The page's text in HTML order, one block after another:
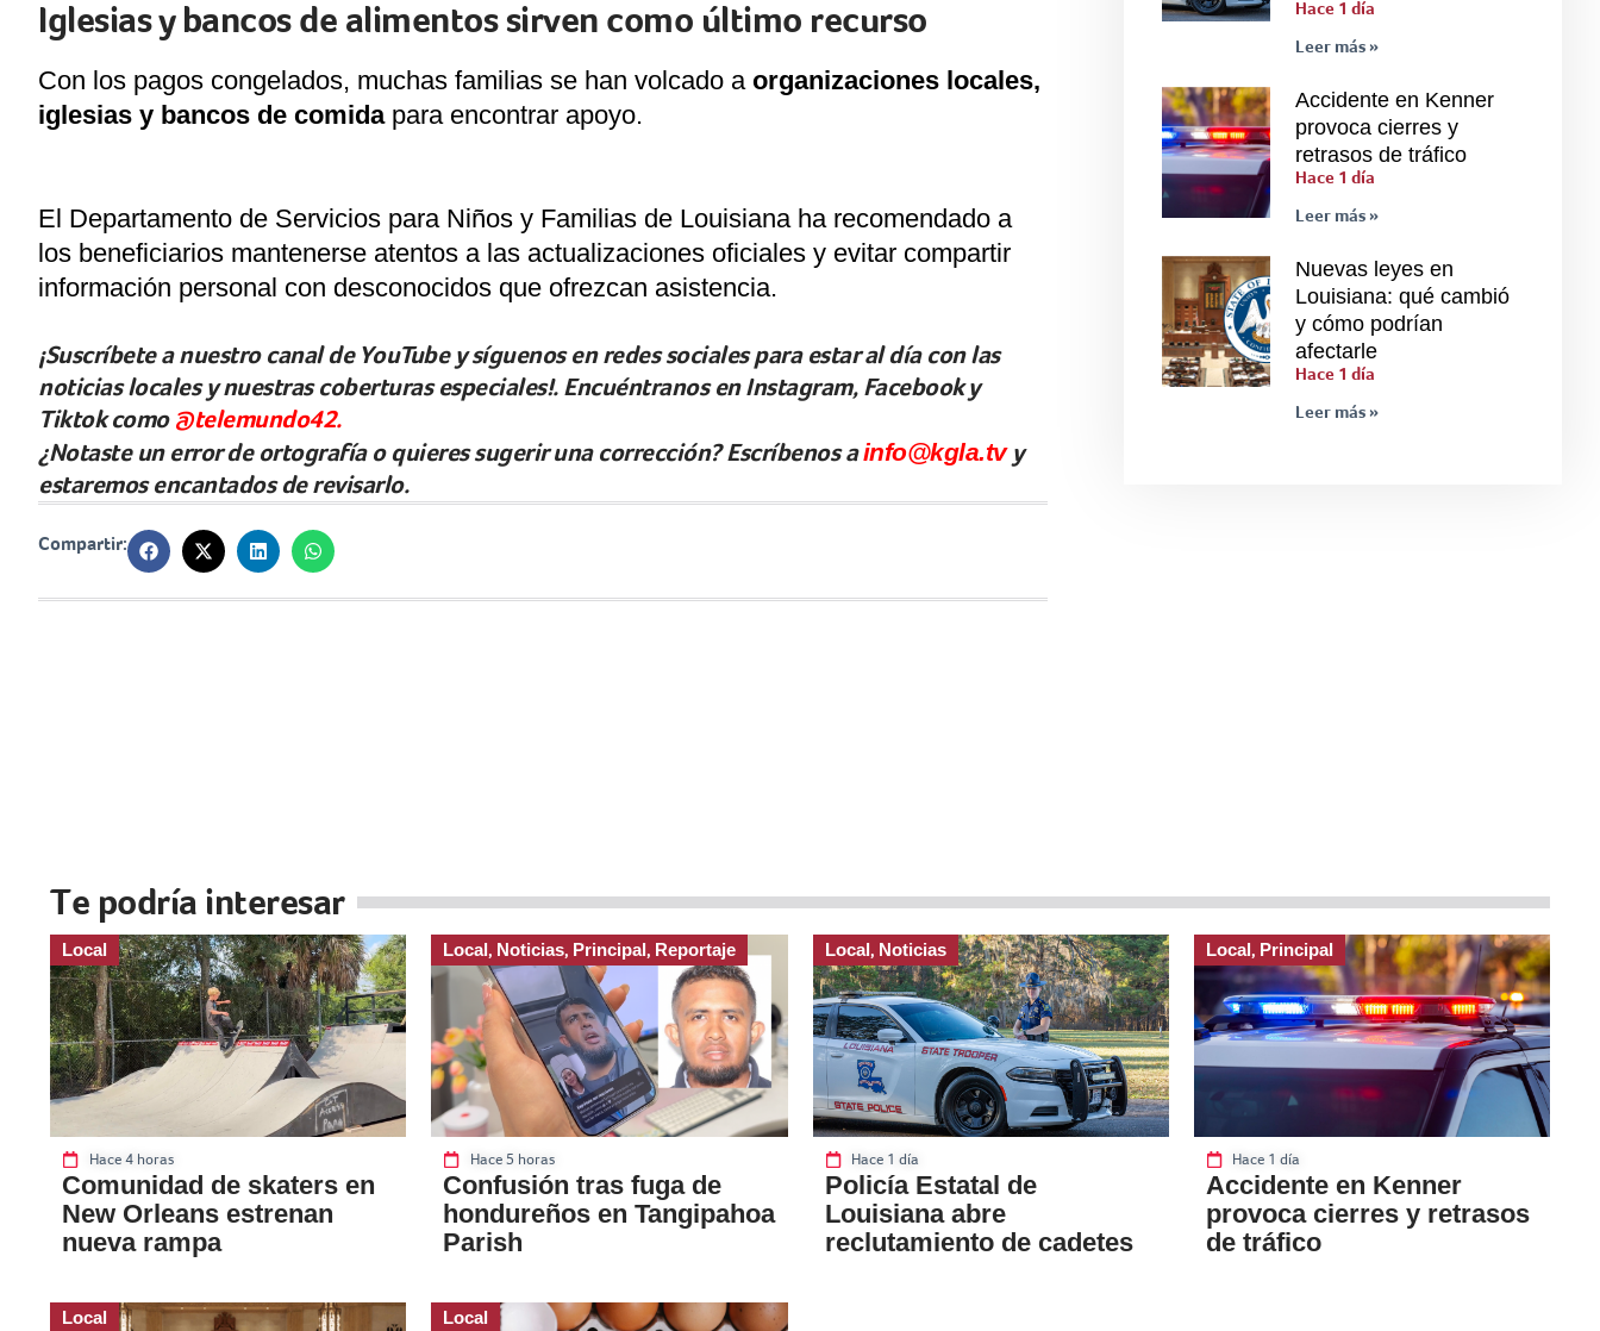
Iglesias y bancos de alimentos sirven como último recurso
Con los pagos congelados, muchas familias se han volcado a organizaciones locales,
iglesias y bancos de comidapara encontrar apoyo.
El Departamento de Servicios para Niños y Familias de Louisiana ha recomendado a
los beneficiarios mantenerse atentos a las actualizaciones oficiales y evitar compartir
información personal con desconocidos que ofrezcan asistencia.
¡Suscríbete a nuestro canal de YouTube y síguenos en redes sociales para estar al día con las
noticias locales y nuestras coberturas especiales!. Encuéntranos en Instagram, Facebook y
Tiktok como @telemundo42.
¿Notaste un error de ortografía o quieres sugerir una corrección? Escríbenos ainfo@kgla.tvy
estaremos encantados de revisarlo.
Compartir:
Hace 1 día
Leer más »
Accidente en Kenner
provoca cierres y
retrasos de tráfico
Hace 1 día
Leer más »
Nuevas leyes en
Louisiana: qué cambió
y cómo podrían
afectarle
Hace 1 día
Leer más »
Te podría interesar
Local
Hace 4 horas
Comunidad de skaters en
New Orleans estrenan
nueva rampa
Local, Noticias, Principal, Reportaje
Hace 5 horas
Confusión tras fuga de
hondureños en Tangipahoa
Parish
Local, Noticias
Hace 1 día
Policía Estatal de
Louisiana abre
reclutamiento de cadetes
Local, Principal
Hace 1 día
Accidente en Kenner
provoca cierres y retrasos
de tráfico
Local Local